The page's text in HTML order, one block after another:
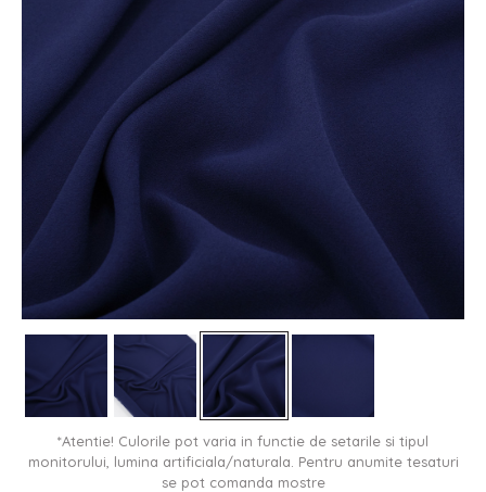
*Atentie! Culorile pot varia in functie de setarile si tipul
monitorului, lumina artificiala/naturala. Pentru anumite tesaturi
se pot comanda mostre